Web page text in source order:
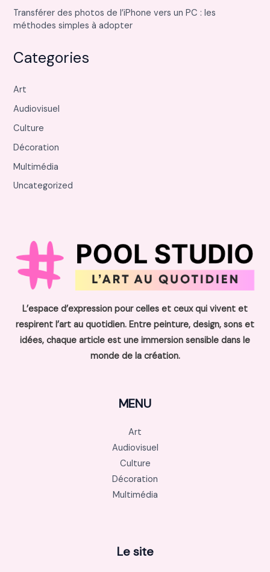
Transférer des photos de l’iPhone vers un PC : les
méthodes simples à adopter
Categories
Art
Audiovisuel
Culture
Décoration
Multimédia
Uncategorized
L’espace d’expression pour celles et ceux qui vivent et
respirent l’art au quotidien. Entre peinture, design, sons et
idées, chaque article est une immersion sensible dans le
monde de la création.
MENU
Art
Audiovisuel
Culture
Décoration
Multimédia
Le site